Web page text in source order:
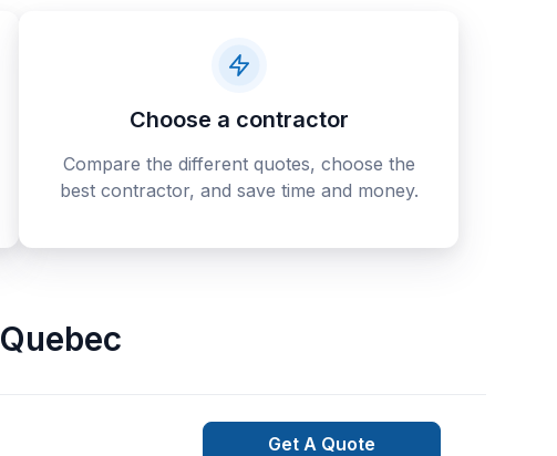
Choose a contractor
Compare the different quotes, choose the
best contractor, and save time and money.
Quebec
Get A Quote